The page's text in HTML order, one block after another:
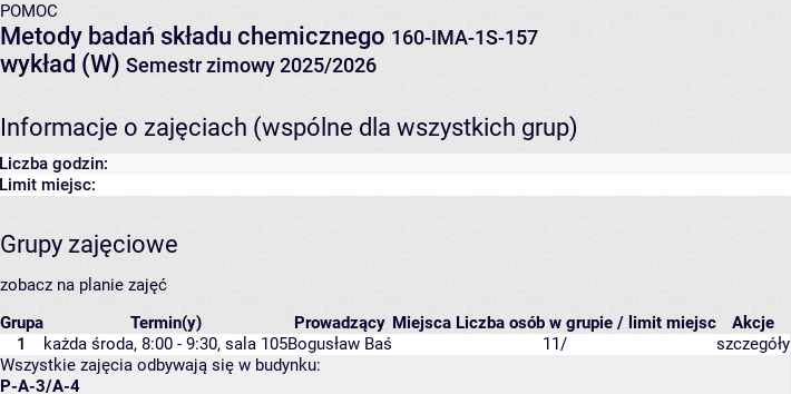
POMOC
Metody badań składu chemicznego 160-IMA-1S-157
wykład (W) Semestr zimowy 2025/2026
Informacje o zajęciach (wspólne dla wszystkich grup)
Liczba godzin:
Limit miejsc:
Grupy zajęciowe
zobacz na planie zajęć
Grupa
Termin(y) Prowadzący Miejsca Liczba osób w grupie / limit miejsc
Akcje
1
każda środa, 8:00 - 9:30, sala 105Bogusław Baś 11/
szczegóły
Wszystkie zajęcia odbywają się w budynku:
P-A-3/A-4